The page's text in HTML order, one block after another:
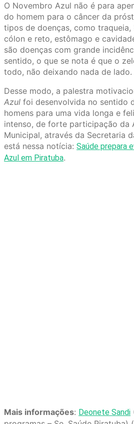
O Novembro Azul não é para
do homem para o câncer da
tipos de doenças, como traqueia,
cólon e reto, estômago e
são doenças com grande
sentido, o que se nota é que o
todo, não deixando nada de lado.
Desse modo, a palestra
Azul foi desenvolvida no sentido
homens para uma vida longa e
intenso, de forte participação da
Municipal, através da Secretaria
está nessa notícia: Saúde prepara
Azul em Piratuba.
Mais informações: Deonete Sandi